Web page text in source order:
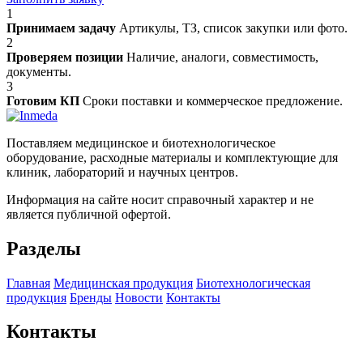
1
Принимаем задачу Артикулы, ТЗ, список закупки или фото.
2
Проверяем позиции Наличие, аналоги, совместимость,
документы.
3
Готовим КП Сроки поставки и коммерческое предложение.
Поставляем медицинское и биотехнологическое
оборудование, расходные материалы и комплектующие для
клиник, лабораторий и научных центров.
Информация на сайте носит справочный характер и не
является публичной офертой.
Разделы
Главная Медицинская продукция Биотехнологическая
продукция Бренды Новости Контакты
Контакты